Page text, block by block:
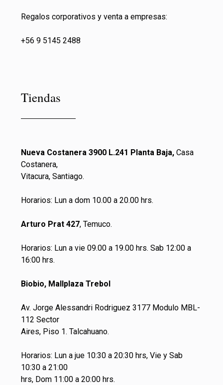
Regalos corporativos y venta a empresas:
+56 9 5145 2488
Tiendas
Nueva Costanera 3900 L.241 Planta Baja, Casa
Costanera,
Vitacura, Santiago.
Horarios: Lun a dom 10.00 a 20.00 hrs.
Arturo Prat 427, Temuco.
Horarios: Lun a vie 09.00 a 19.00 hrs. Sab 12:00 a
16:00 hrs.
Biobio, Mallplaza Trebol
Av. Jorge Alessandri Rodriguez 3177 Modulo MBL-
112 Sector
Aires, Piso 1. Talcahuano.
Horarios: Lun a jue 10:30 a 20:30 hrs, Vie y Sab
10:30 a 21:00
hrs, Dom 11:00 a 20:00 hrs.